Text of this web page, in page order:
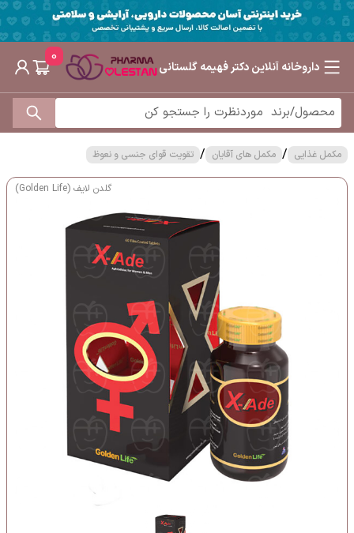
داروخانه آنلاین دکتر فهیمه گلستانی
0
مکمل غذایی / مکمل های آقایان / تقویت قوای جنسی و نعوظ
گلدن لایف (Golden Life)